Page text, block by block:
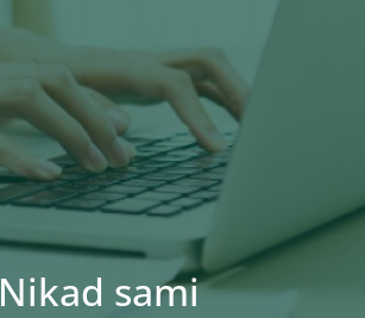
Nikad sami